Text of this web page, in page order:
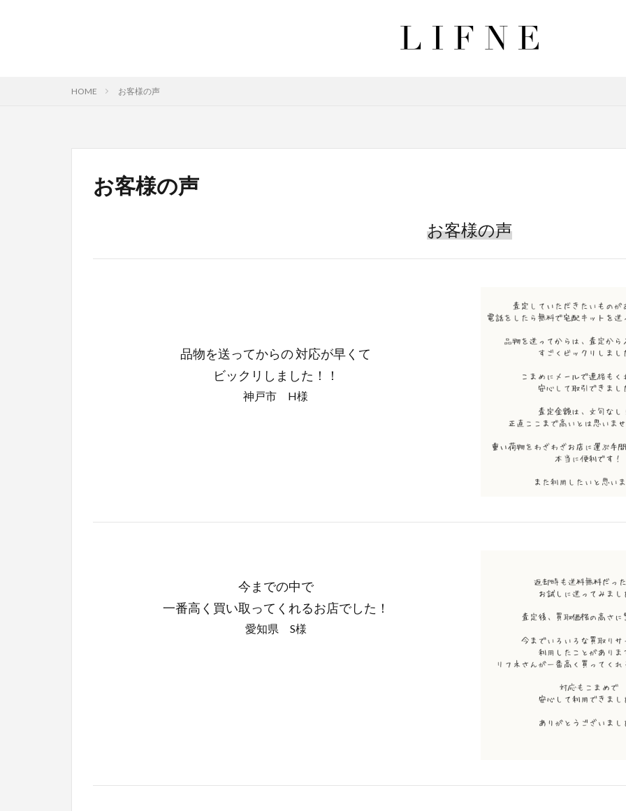
HOME お客様の声
お客様の声
お客様の声
品物を送ってからの 対応が早くて
ビックリしました！！
神戸市 H様
今までの中で
一番高く買い取ってくれるお店でした！
愛知県 S様